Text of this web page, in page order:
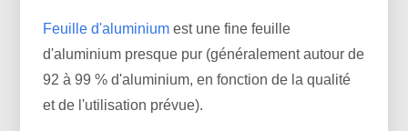
Feuille d'aluminium est une fine feuille
d'aluminium presque pur (généralement autour de
92 à 99 % d'aluminium, en fonction de la qualité
et de l'utilisation prévue).